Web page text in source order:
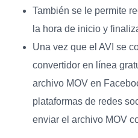
También se le permite
la hora de inicio y
Una vez que el AVI se
convertidor en línea
archivo MOV en
plataformas de redes
enviar el archivo MOV